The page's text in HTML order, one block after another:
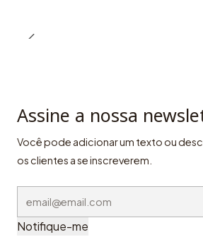
Assine a nossa
Você pode adicionar um texto ou
os clientes a se inscreverem.
Notifique-me